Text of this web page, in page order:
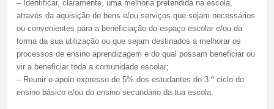
– Identificar, claramente, uma melhoria pretendida na escola,
através da aquisição de bens e/ou serviços que sejam necessários
ou convenientes para a beneficiação do espaço escolar e/ou da
forma da sua utilização ou que sejam destinados a melhorar os
processos de ensino aprendizagem e do qual possam beneficiar ou
vir a beneficiar toda a comunidade escolar;
– Reunir o apoio expresso de 5% dos estudantes do 3.º ciclo do
ensino básico e/ou do ensino secundário da tua escola.